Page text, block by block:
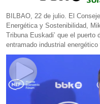
BILBAO, 22 de julio. El
Energética y Sostenibilidad,
Tribuna Euskadi’ que el puerto
entramado industrial